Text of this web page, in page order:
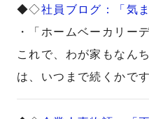
◆◇社員ブログ：「気
・「ホームベーカリー
これで、わが家もなん
は、いつまで続くかで